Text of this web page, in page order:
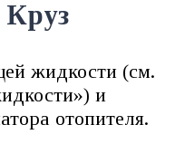
жидкости (см.
и
отопителя.